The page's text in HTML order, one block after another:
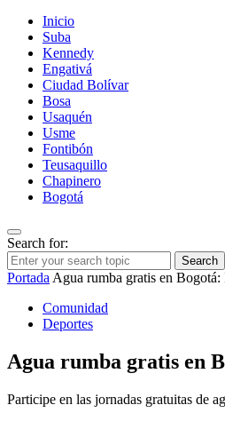
Inicio
Suba
Kennedy
Engativá
Ciudad Bolívar
Bosa
Usaquén
Usme
Fontibón
Teusaquillo
Chapinero
Bogotá
Search for:
Search
Portada Agua rumba gratis en
Comunidad
Deportes
Agua rumba gratis en
Participe en las jornadas gratuitas de